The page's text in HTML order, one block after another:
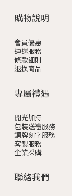
購物說明
會員優惠
運送服務
條款細則
退換商品
專屬禮遇
開光加持
包裝送禮服務
銅牌刻字服務
客製服務
企業採購
聯絡我們